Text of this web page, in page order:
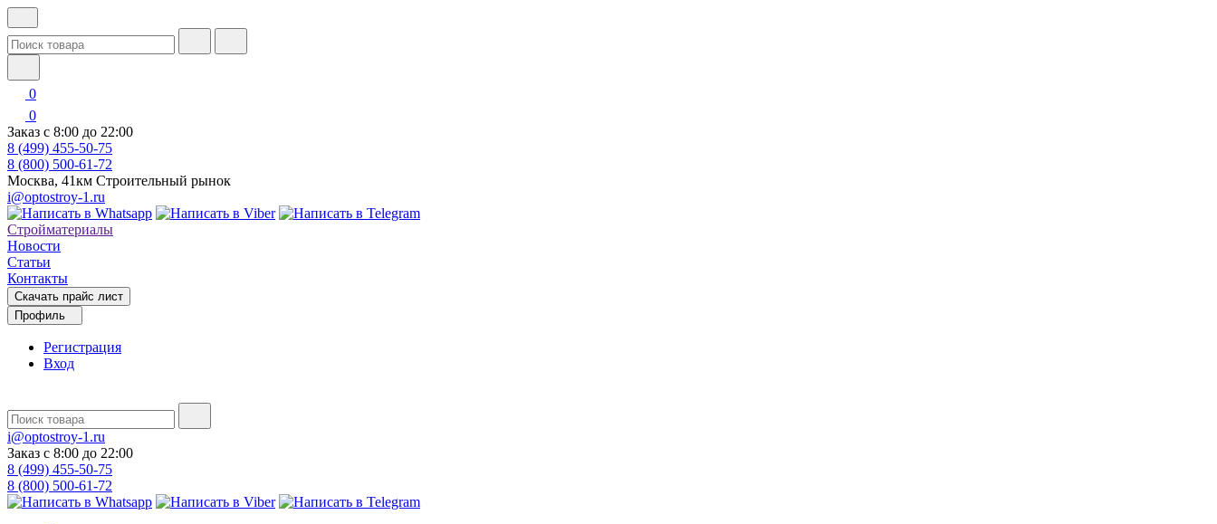
0
0
Заказ с 8:00 до 22:00
8 (499) 455-50-75
8 (800) 500-61-72
Москва, 41км Строительный рынок
i@optostroy-1.ru
Стройматериалы
Новости
Статьи
Контакты
Скачать прайс лист
Профиль
Регистрация
Вход
i@optostroy-1.ru
Заказ с 8:00 до 22:00
8 (499) 455-50-75
8 (800) 500-61-72